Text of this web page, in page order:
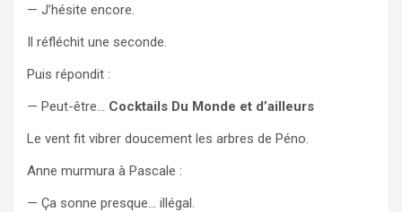
— J’hésite encore.
Il réfléchit une seconde.
Puis répondit :
— Peut-être… Cocktails Du Monde et d’ailleurs
Le vent fit vibrer doucement les arbres de Péno.
Anne murmura à Pascale :
— Ça sonne presque… illégal.